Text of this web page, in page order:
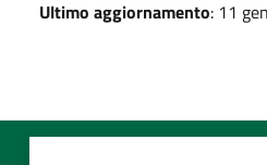
Ultimo aggiornamento: 11